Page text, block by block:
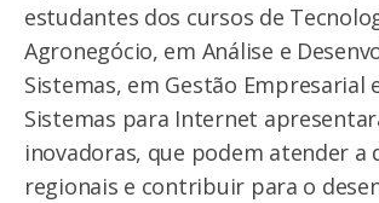
estudantes dos cursos de
Agronegócio, em Análise e
Sistemas, em Gestão Empresarial
Sistemas para Internet
inovadoras, que podem atender a
regionais e contribuir para o